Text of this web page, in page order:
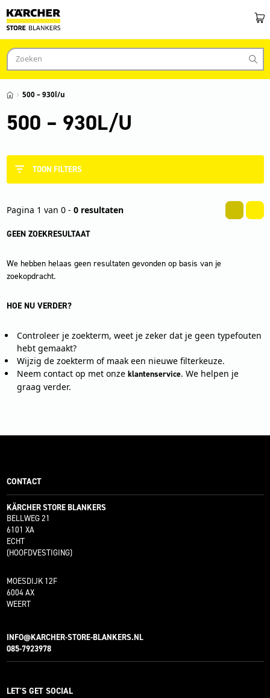
500 – 930l/u
500 – 930L/U
TOON FILTERS
Pagina 1 van 0 - 0 resultaten
GEEN ZOEKRESULTAAT
We hebben helaas geen resultaten gevonden op basis van je
zoekopdracht.
HOE NU VERDER?
Controleer je zoekterm, weet je zeker dat je geen typefouten
hebt gemaakt?
Wijzig de zoekterm of maak een nieuwe filterkeuze.
Neem contact op met onze klantenservice. We helpen je
graag verder.
CONTACT
KÄRCHER STORE BLANKERS
BELLWEG 21
6101 XA
ECHT
(HOOFDVESTIGING)
MOESDIJK 12F
6004 AX
WEERT
INFO@KARCHER-STORE-BLANKERS.NL
085-7923978
LET'S GET SOCIAL